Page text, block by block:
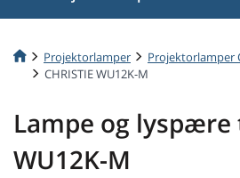
Projektorlamper
Projektorlamper
CHRISTIE WU12K-M
Lampe og lyspære
WU12K-M